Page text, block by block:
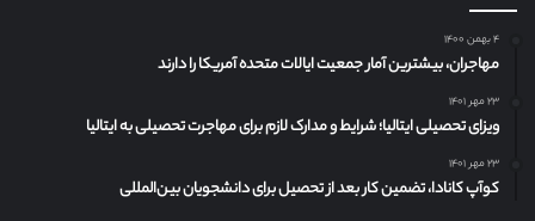
۴ بهمن ۱۴۰۰
مهاجران، بیشترین آمار جمعیت ایالات متحده آمریکا را دارند
۲۳ مهر ۱۴۰۱
ویزای تحصیلی ایتالیا؛ شرایط و مدارک لازم برای مهاجرت تحصیلی به ایتالیا
۲۳ مهر ۱۴۰۱
کوآپ کانادا، تضمین کار بعد از تحصیل برای دانشجویان بین‌المللی